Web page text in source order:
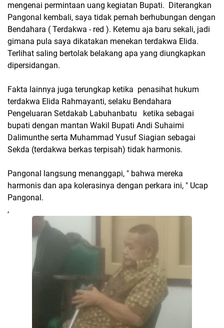
mengenai permintaan uang kegiatan Bupati. Diterangkan
Pangonal kembali, saya tidak pernah berhubungan dengan
Bendahara ( Terdakwa - red ). Ketemu aja baru sekali, jadi
gimana pula saya dikatakan menekan terdakwa Elida.
Terlihat saling bertolak belakang apa yang diungkapkan
dipersidangan.
Fakta lainnya juga terungkap ketika penasihat hukum
terdakwa Elida Rahmayanti, selaku Bendahara
Pengeluaran Setdakab Labuhanbatu ketika sebagai
bupati dengan mantan Wakil Bupati Andi Suhaimi
Dalimunthe serta Muhammad Yusuf Siagian sebagai
Sekda (terdakwa berkas terpisah) tidak harmonis.
Pangonal langsung menanggapi, " bahwa mereka
harmonis dan apa kolerasinya dengan perkara ini, " Ucap
Pangonal.
,